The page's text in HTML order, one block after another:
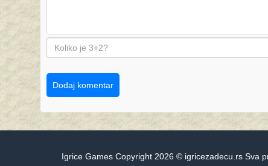
Dodaj komentar
Igrice Games Copyright 2026 © igricezadecu.rs Sva